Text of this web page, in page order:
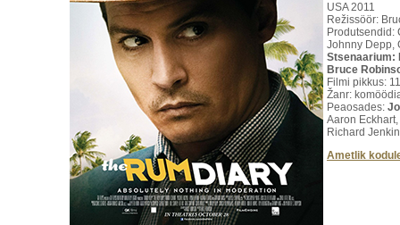
USA 2011
Režissöör:
Produtsendid:
Johnny Depp,
Stsenaarium:
Bruce
Filmi pikkus:
Žanr:
Peaosades:
Aaron
Richard
Ametlik